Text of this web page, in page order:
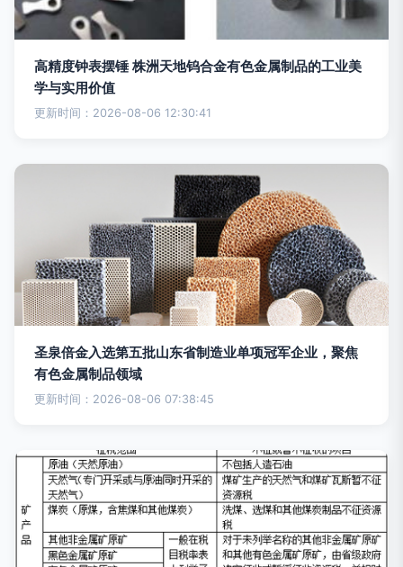
高精度钟表摆锤 株洲天地钨合金有色金属制品的工业美
学与实用价值
更新时间：2026-08-06 12:30:41
圣泉倍金入选第五批山东省制造业单项冠军企业，聚焦
有色金属制品领域
更新时间：2026-08-06 07:38:45